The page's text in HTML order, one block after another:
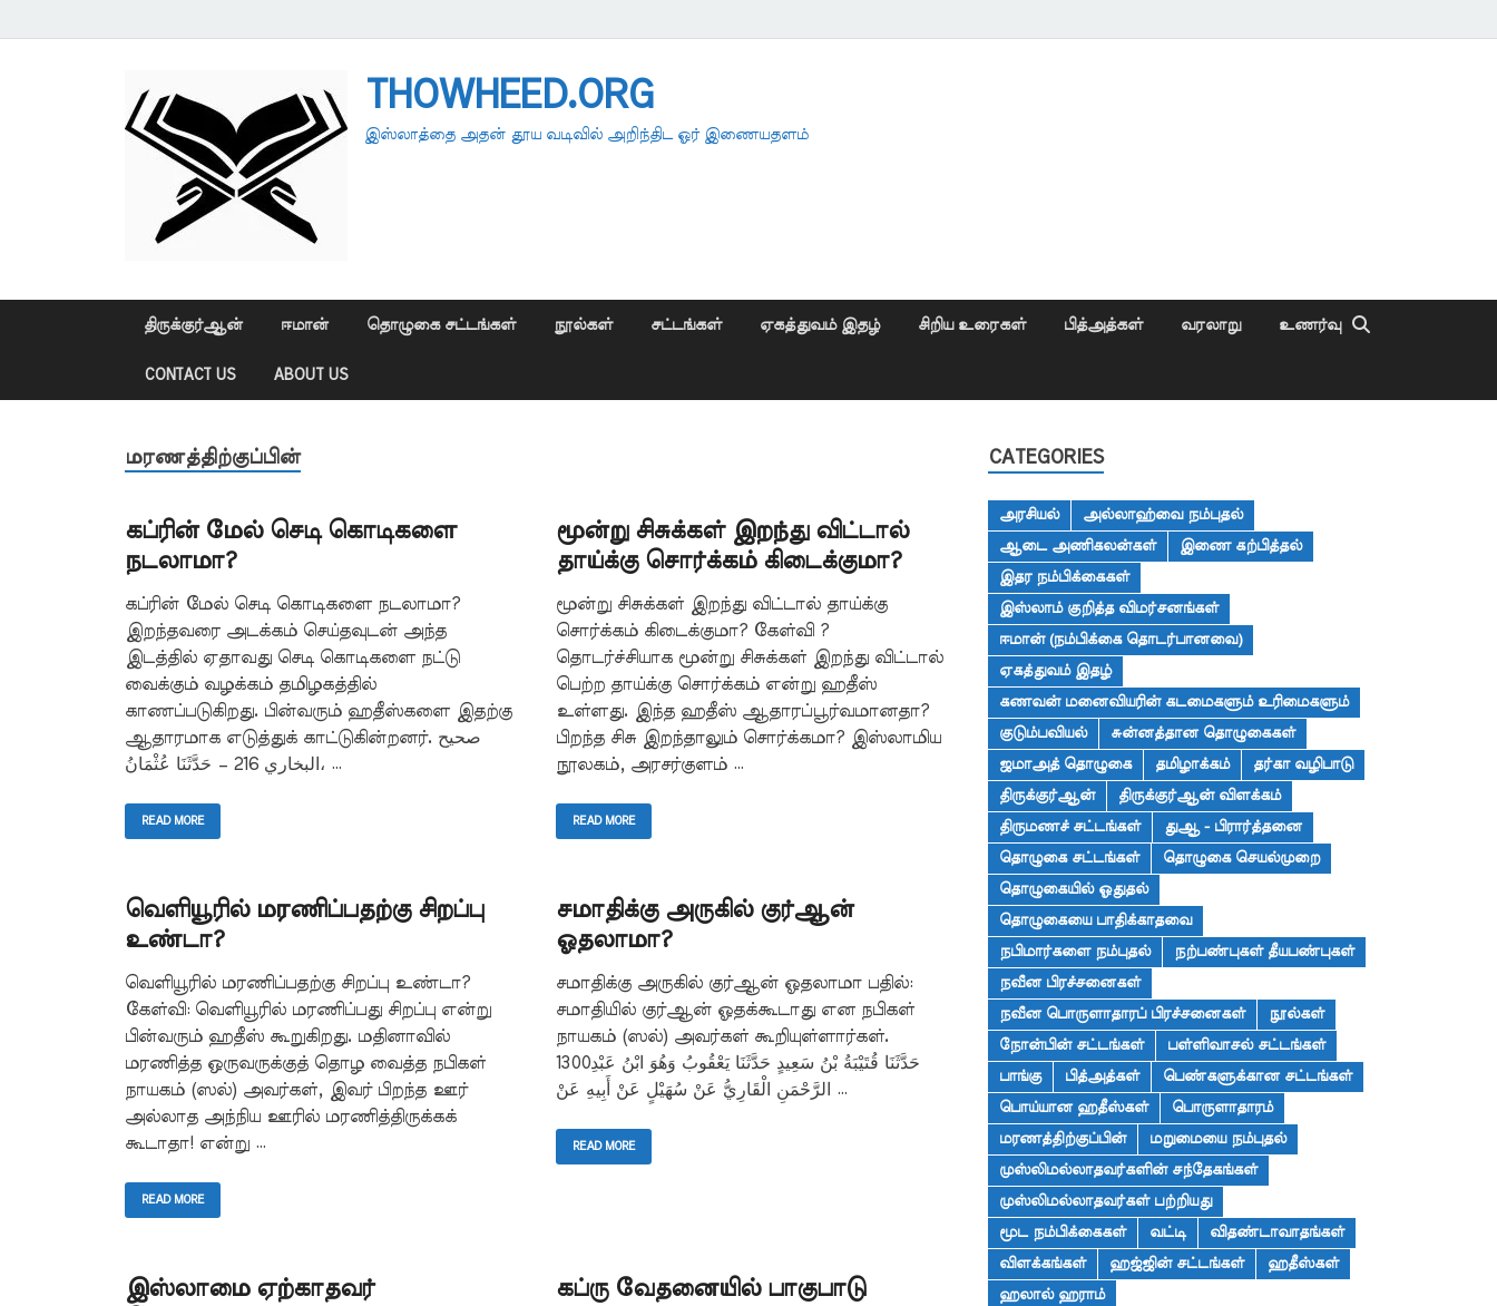
THOWHEED.ORG
இஸ்லாத்தை அதன் தூய வடிவில் அறிந்திட ஓர் இணையதளம்
திருக்குர்ஆன் ஈமான் தொழுகை சட்டங்கள் நூல்கள் சட்டங்கள் ஏகத்துவம் இதழ் சிறிய உரைகள் பித்அத்கள் வரலாறு உணர்வு
CONTACT US ABOUT US
மரணத்திற்குப்பின்
கப்ரின் மேல் செடி கொடிகளை
நடலாமா?
கப்ரின் மேல் செடி கொடிகளை நடலாமா?
இறந்தவரை அடக்கம் செய்தவுடன் அந்த
இடத்தில் ஏதாவது செடி கொடிகளை நட்டு
வைக்கும் வழக்கம் தமிழகத்தில்
காணப்படுகிறது. பின்வரும் ஹதீஸ்களை இதற்கு
ஆதாரமாக எடுத்துக் காட்டுகின்றனர். صحيح
البخاري 216 – حَدَّثَنَا عُثْمَانُ، …
READ MORE
மூன்று சிசுக்கள் இறந்து விட்டால்
தாய்க்கு சொர்க்கம் கிடைக்குமா?
மூன்று சிசுக்கள் இறந்து விட்டால் தாய்க்கு
சொர்க்கம் கிடைக்குமா? கேள்வி ?
தொடர்ச்சியாக மூன்று சிசுக்கள் இறந்து விட்டால்
பெற்ற தாய்க்கு சொர்க்கம் என்று ஹதீஸ்
உள்ளது. இந்த ஹதீஸ் ஆதாரப்பூர்வமானதா?
பிறந்த சிசு இறந்தாலும் சொர்க்கமா? இஸ்லாமிய
நூலகம், அரசர்குளம் …
READ MORE
வெளியூரில் மரணிப்பதற்கு சிறப்பு
உண்டா?
வெளியூரில் மரணிப்பதற்கு சிறப்பு உண்டா?
கேள்வி: வெளியூரில் மரணிப்பது சிறப்பு என்று
பின்வரும் ஹதீஸ் கூறுகிறது. மதினாவில்
மரணித்த ஒருவருக்குத் தொழ வைத்த நபிகள்
நாயகம் (ஸல்) அவர்கள், இவர் பிறந்த ஊர்
அல்லாத அந்நிய ஊரில் மரணித்திருக்கக்
கூடாதா! என்று …
READ MORE
சமாதிக்கு அருகில் குர்ஆன்
ஓதலாமா?
சமாதிக்கு அருகில் குர்ஆன் ஓதலாமா பதில்:
சமாதியில் குர்ஆன் ஓதக்கூடாது என நபிகள்
நாயகம் (ஸல்) அவர்கள் கூறியுள்ளார்கள்.
1300حَدَّثَنَا قُتَيْبَةُ بْنُ سَعِيدٍ حَدَّثَنَا يَعْقُوبُ وَهُوَ ابْنُ عَبْدِ
الرَّحْمَنِ الْقَارِيُّ عَنْ سُهَيْلٍ عَنْ أَبِيهِ عَنْ …
READ MORE
இஸ்லாமை ஏற்காதவர்
கப்ரு வேதனையில் பாகுபாடு
CATEGORIES
அரசியல்
அல்லாஹ்வை நம்புதல்
ஆடை அணிகலன்கள்
இணை கற்பித்தல்
இதர நம்பிக்கைகள்
இஸ்லாம் குறித்த விமர்சனங்கள்
ஈமான் (நம்பிக்கை தொடர்பானவை)
ஏகத்துவம் இதழ்
கணவன் மனைவியரின் கடமைகளும் உரிமைகளும்
குடும்பவியல்
சுன்னத்தான தொழுகைகள்
ஜமாஅத் தொழுகை
தமிழாக்கம்
தர்கா வழிபாடு
திருக்குர்ஆன்
திருக்குர்ஆன் விளக்கம்
திருமணச் சட்டங்கள்
துஆ - பிரார்த்தனை
தொழுகை சட்டங்கள்
தொழுகை செயல்முறை
தொழுகையில் ஓதுதல்
தொழுகையை பாதிக்காதவை
நபிமார்களை நம்புதல்
நற்பண்புகள் தீயபண்புகள்
நவீன பிரச்சனைகள்
நவீன பொருளாதாரப் பிரச்சனைகள்
நூல்கள்
நோன்பின் சட்டங்கள்
பள்ளிவாசல் சட்டங்கள்
பாங்கு
பித்அத்கள்
பெண்களுக்கான சட்டங்கள்
பொய்யான ஹதீஸ்கள்
பொருளாதாரம்
மரணத்திற்குப்பின்
மறுமையை நம்புதல்
முஸ்லிமல்லாதவர்களின் சந்தேகங்கள்
முஸ்லிமல்லாதவர்கள் பற்றியது
மூட நம்பிக்கைகள்
வட்டி
விதண்டாவாதங்கள்
விளக்கங்கள்
ஹஜ்ஜின் சட்டங்கள்
ஹதீஸ்கள்
ஹலால் ஹராம்